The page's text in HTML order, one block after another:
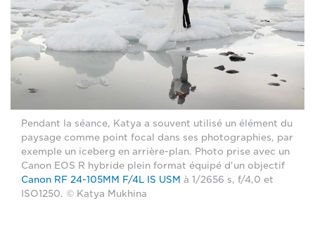
Pendant la séance, Katya a souvent utilisé un élément du
paysage comme point focal dans ses photographies, par
exemple un iceberg en arrière-plan. Photo prise avec un
Canon EOS R hybride plein format équipé d'un objectif
Canon RF 24-105MM F/4L IS USM à 1/2656 s, f/4,0 et
ISO1250. © Katya Mukhina